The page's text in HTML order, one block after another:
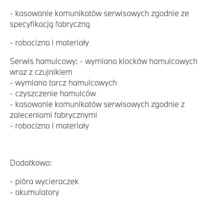
- kasowanie komunikatów serwisowych zgodnie ze
specyfikacją fabryczną
- robocizna i materiały
Serwis hamulcowy: - wymiana klocków hamulcowych
wraz z czujnikiem
- wymiana tarcz hamulcowych
- czyszczenie hamulców
- kasowanie komunikatów serwisowych zgodnie z
zaleceniami fabrycznymi
- robocizna i materiały
Dodatkowo:
- pióra wycieraczek
- akumulatory